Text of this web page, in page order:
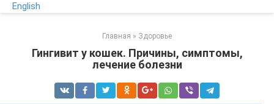
English
Главная » Здоровье
Гингивит у кошек. Причины, симптомы,
лечение болезни